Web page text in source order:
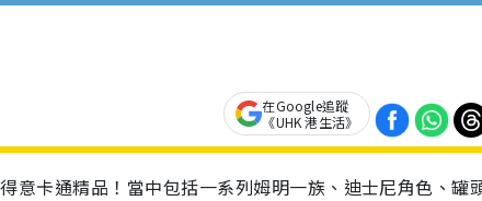
在Google追蹤
《UHK 港生活》
意卡通精品！當中包括一系列姆明一族、迪士尼角色、罐